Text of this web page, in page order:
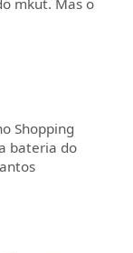
mkut. Mas o
Shopping
bateria do